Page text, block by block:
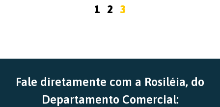
1 2 3
Fale diretamente com a Rosiléia, do
Departamento Comercial: